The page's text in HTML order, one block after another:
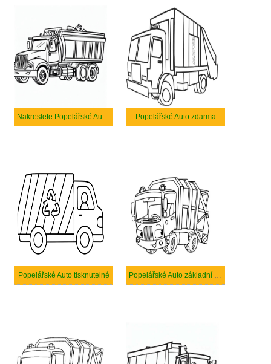
Nakreslete Popelářské Auto pro děti Popelářské Auto zdarma
Popelářské Auto tisknutelné Popelářské Auto základní tisknutelné